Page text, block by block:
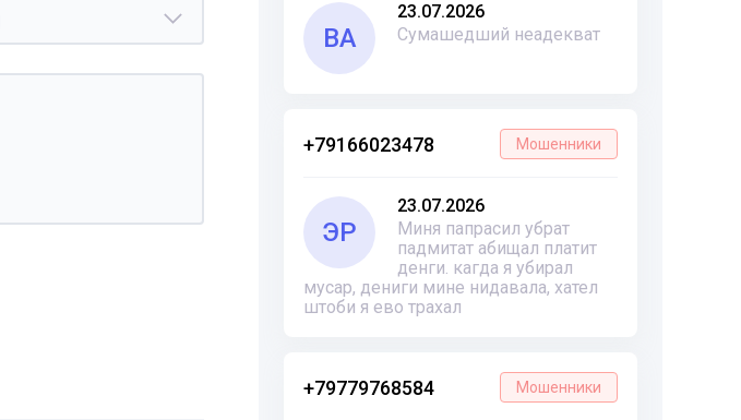
ВА
23.07.2026
Сумашедший неадекват
+79166023478 Мошенники
ЭР
23.07.2026
Миня папрасил убрат
падмитат абищал платит
денги. кагда я убирал
мусар, дениги мине нидавала, хател
штоби я ево трахал
+79779768584 Мошенники